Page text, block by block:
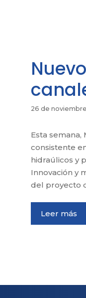
26 de
Esta
consistente
hidraúlicos y
Innovación y
del proyecto
Leer más